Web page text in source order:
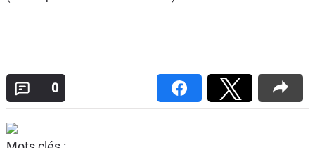
0